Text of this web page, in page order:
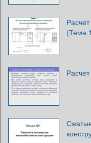
(Тема